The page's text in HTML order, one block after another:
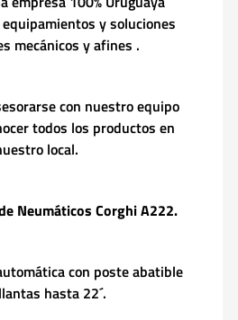
y soluciones
mecánicos y afines .
con nuestro equipo
todos los productos en
local.
Neumáticos Corghi A222.
con poste abatible
hasta 22´.